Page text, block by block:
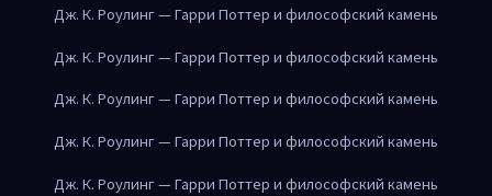
Дж. К. Роулинг — Гарри Поттер и философский камень
Дж. К. Роулинг — Гарри Поттер и философский камень
Дж. К. Роулинг — Гарри Поттер и философский камень
Дж. К. Роулинг — Гарри Поттер и философский камень
Дж. К. Роулинг — Гарри Поттер и философский камень